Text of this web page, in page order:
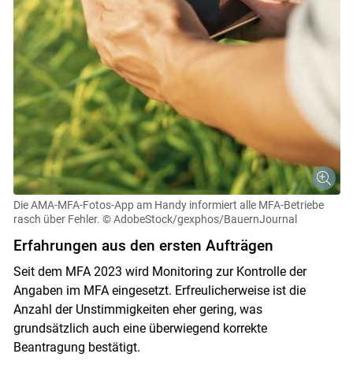
Die AMA-MFA-Fotos-App am Handy informiert alle MFA-Betriebe
rasch über Fehler. © AdobeStock/gexphos/BauernJournal
Erfahrungen aus den ersten Aufträgen
Seit dem MFA 2023 wird Monitoring zur Kontrolle der
Angaben im MFA eingesetzt. Erfreulicherweise ist die
Anzahl der Unstimmigkeiten eher gering, was
grundsätzlich auch eine überwiegend korrekte
Beantragung bestätigt.